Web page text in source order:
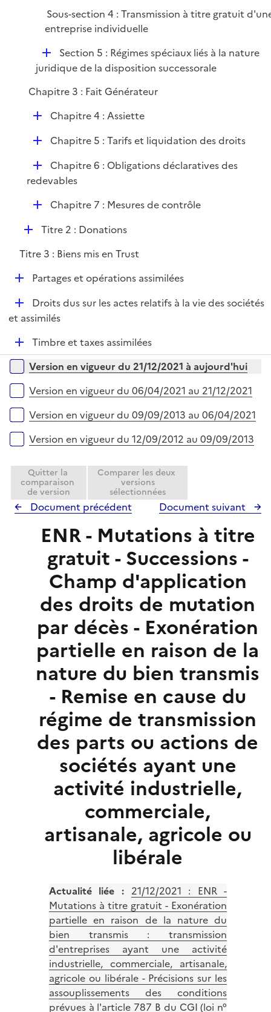
Sous-section 4 : Transmission à titre gratuit
entreprise individuelle
D
é
l
i
r
Section 5 : Régimes spéciaux liés à la nature
juridique de la disposition successorale
Chapitre 3 : Fait Générateur
D
e
Chapitre 4 : Assiette
D
l
r
Chapitre 5 : Tarifs et liquidation des droits
D
é
i
e
r
Chapitre 6 : Obligations déclaratives des
redevables
D
p
l
i
e
Chapitre 7 : Mesures de contrôle
D
p
l
e
r
Titre 2 : Donations
Titre 3 : Biens mis en Trust
D
l
r
Partages et opérations assimilées
D
é
e
r
Droits dus sur les actes relatifs à la vie des sociétés
et assimilés
D
é
p
e
Timbre et taxes assimilées
Versions sur la période
Version en vigueur du 21/12/2021 à aujourd'hui
Version en vigueur du 06/04/2021 au 21/12/2021
Version en vigueur du 09/09/2013 au 06/04/2021
Version en vigueur du 12/09/2012 au 09/09/2013
Quitter la
comparaison
de version
Comparer les deux
versions
sélectionnées
Document précédent Document suivant
ENR - Mutations à titre
gratuit - Successions -
Champ d'application
des droits de mutation
par décès - Exonération
partielle en raison de la
nature du bien transmis
- Remise en cause du
régime de transmission
des parts ou actions de
sociétés ayant une
activité industrielle,
commerciale,
artisanale, agricole ou
libérale
Actualité liée : 21/12/2021 : ENR -
Mutations à titre gratuit - Exonération
partielle en raison de la nature du
bien transmis : transmission
d'entreprises ayant une activité
industrielle, commerciale, artisanale,
agricole ou libérale - Précisions sur les
assouplissements des conditions
prévues à l'article 787 B du CGI (loi n°